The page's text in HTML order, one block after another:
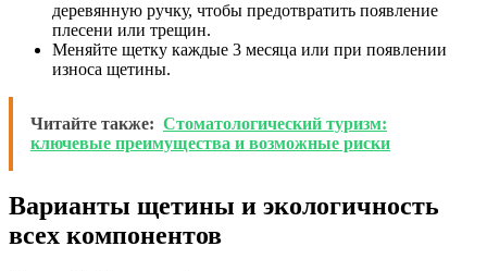
деревянную ручку, чтобы предотвратить появление
плесени или трещин.
Меняйте щетку каждые 3 месяца или при появлении
износа щетины.
Читайте также: Стоматологический туризм:
ключевые преимущества и возможные риски
Варианты щетины и экологичность
всех компонентов